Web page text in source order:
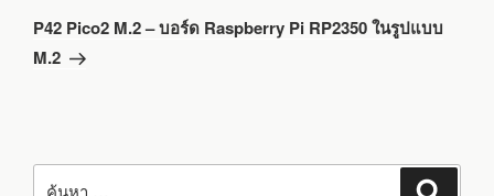
P42 Pico2 M.2 – บอร์ด Raspberry Pi RP2350 ในรูปแบบ
M.2
ค้นหา: